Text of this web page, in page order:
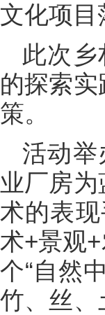
文化项目
此次
的探索
策。
活动
业厂房
术的表
术+景观
个“自然
竹、丝